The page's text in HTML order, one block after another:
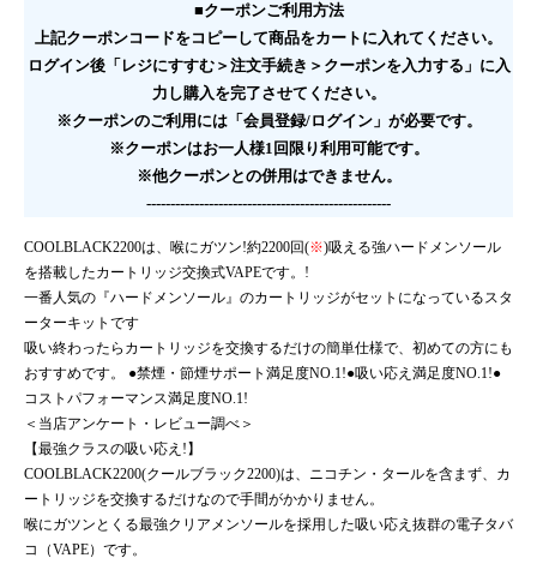
■クーポンご利用方法
上記クーポンコードをコピーして商品をカートに入れてください。
ログイン後「レジにすすむ＞注文手続き＞クーポンを入力する」に入
力し購入を完了させてください。
※クーポンのご利用には「会員登録/ログイン」が必要です。
※クーポンはお一人様1回限り利用可能です。
※他クーポンとの併用はできません。
---------------------------------------------------
COOLBLACK2200は、喉にガツン!約2200回(※)吸える強ハードメンソール
を搭載したカートリッジ交換式VAPEです。!
一番人気の『ハードメンソール』のカートリッジがセットになっているスタ
ーターキットです
吸い終わったらカートリッジを交換するだけの簡単仕様で、初めての方にも
おすすめです。 ●禁煙・節煙サポート満足度NO.1!●吸い応え満足度NO.1!●
コストパフォーマンス満足度NO.1!
＜当店アンケート・レビュー調べ＞
【最強クラスの吸い応え!】
COOLBLACK2200(クールブラック2200)は、ニコチン・タールを含まず、カ
ートリッジを交換するだけなので手間がかかりません。
喉にガツンとくる最強クリアメンソールを採用した吸い応え抜群の電子タバ
コ（VAPE）です。